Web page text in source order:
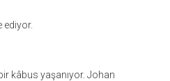
ediyor.
kâbus yaşanıyor. Johan